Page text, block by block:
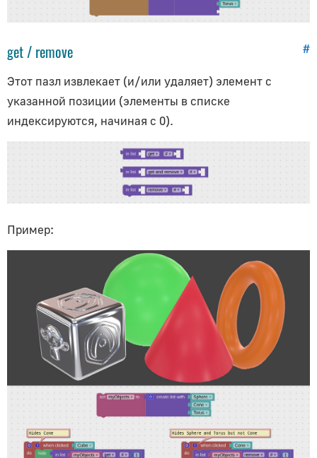
Logic
Loops
Numbers
Lists
Dictionaries
Variables
Procedures
System
E-Commerce
E-Learning/SCORM
Плагины
Продвинутые темы
Спецификация
Персонализация приложений
Периодичность релизов
Текстурная компрессия
Создание мобильных приложений
#
get / remove
Этот пазл извлекает (и/или удаляет) элемент с
указанной позиции (элементы в списке
индексируются, начиная с 0).
Пример: